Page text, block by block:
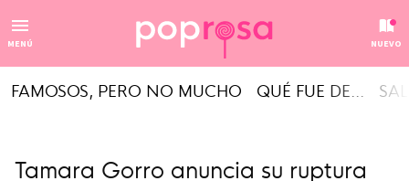
MENÚ NUEVO
FAMOSOS, PERO NO MUCHO QUÉ FUE DE...
Tamara Gorro anuncia su ruptura